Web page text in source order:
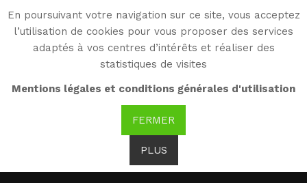
En poursuivant votre navigation sur ce site, vous acceptez
l’utilisation de cookies pour vous proposer des services
adaptés à vos centres d’intérêts et réaliser des
statistiques de visites
Mentions légales et conditions générales d'utilisation
FERMER
PLUS
WG
Witold Gombrowicz
Quinsat : La
fantasmagorie